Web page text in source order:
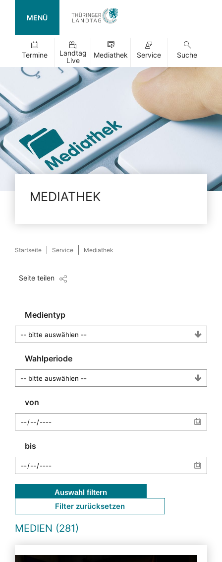
MENÜ
Termine
Landtag
Live
Mediathek Service Suche
MEDIATHEK
Startseite Service Mediathek
Seite teilen
Medientyp
Wahlperiode
von
bis
Auswahl filtern
Filter zurücksetzen
MEDIEN (281)